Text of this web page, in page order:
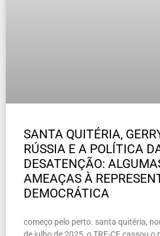
SANTA QUITÉRIA,
RÚSSIA E A POLÍTICA
DESATENÇÃO:
AMEAÇAS À
DEMOCRÁTICA
começo pelo perto. santa quitéria,
de julho de 2025, o TRE-CE cassou o